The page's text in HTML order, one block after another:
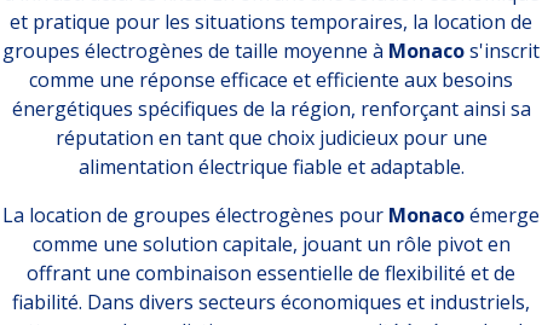
et pratique pour les situations temporaires, la location de
groupes électrogènes de taille moyenne à Monacos'inscrit
comme une réponse efficace et efficiente aux besoins
énergétiques spécifiques de la région, renforçant ainsi sa
réputation en tant que choix judicieux pour une
alimentation électrique fiable et adaptable.
La location de groupes électrogènes pour Monacoémerge
comme une solution capitale, jouant un rôle pivot en
offrant une combinaison essentielle de flexibilité et de
fiabilité. Dans divers secteurs économiques et industriels,